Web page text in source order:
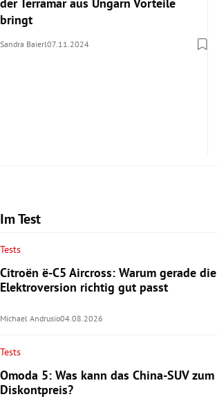
der Terramar aus Ungarn Vorteile
bringt
Sandra Baierl07.11.2024
Im Test
Tests
Citroën ë-C5 Aircross: Warum gerade die
Elektroversion richtig gut passt
Michael Andrusio04.08.2026
Tests
Omoda 5: Was kann das China-SUV zum
Diskontpreis?